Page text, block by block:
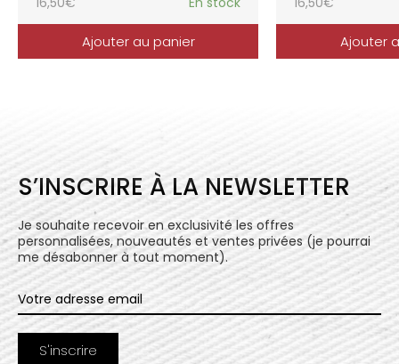
Ajouter au panier Ajouter
S’INSCRIRE À LA NEWSLETTER
Je souhaite recevoir en exclusivité les offres
personnalisées, nouveautés et ventes privées (je pourrai
me désabonner à tout moment).